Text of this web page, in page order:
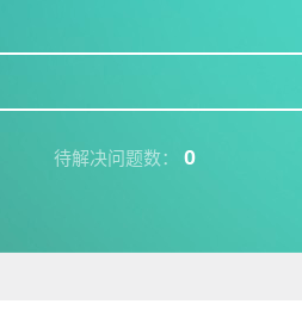
待解决问题数： 0